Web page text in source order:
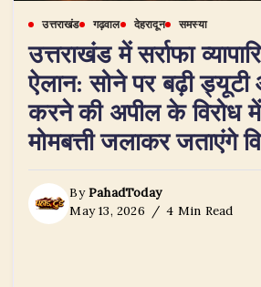
उत्तराखंड गढ़वाल देहरादून समस्या
उत्तराखंड में सर्राफा
ऐलान: सोने पर बढ़ी
करने की अपील के विरोध
मोमबत्ती जलाकर जताएंगे
ByPahadToday
May 13, 2026
4 Min Read